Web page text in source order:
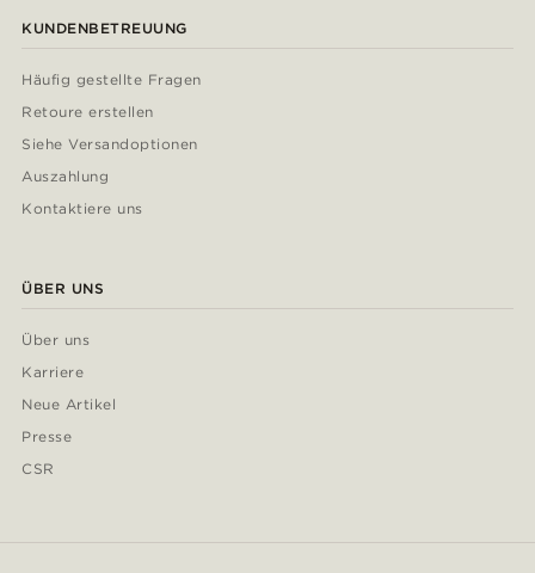
KUNDENBETREUUNG
Häufig gestellte Fragen
Retoure erstellen
Siehe Versandoptionen
Auszahlung
Kontaktiere uns
ÜBER UNS
Über uns
Karriere
Neue Artikel
Presse
CSR